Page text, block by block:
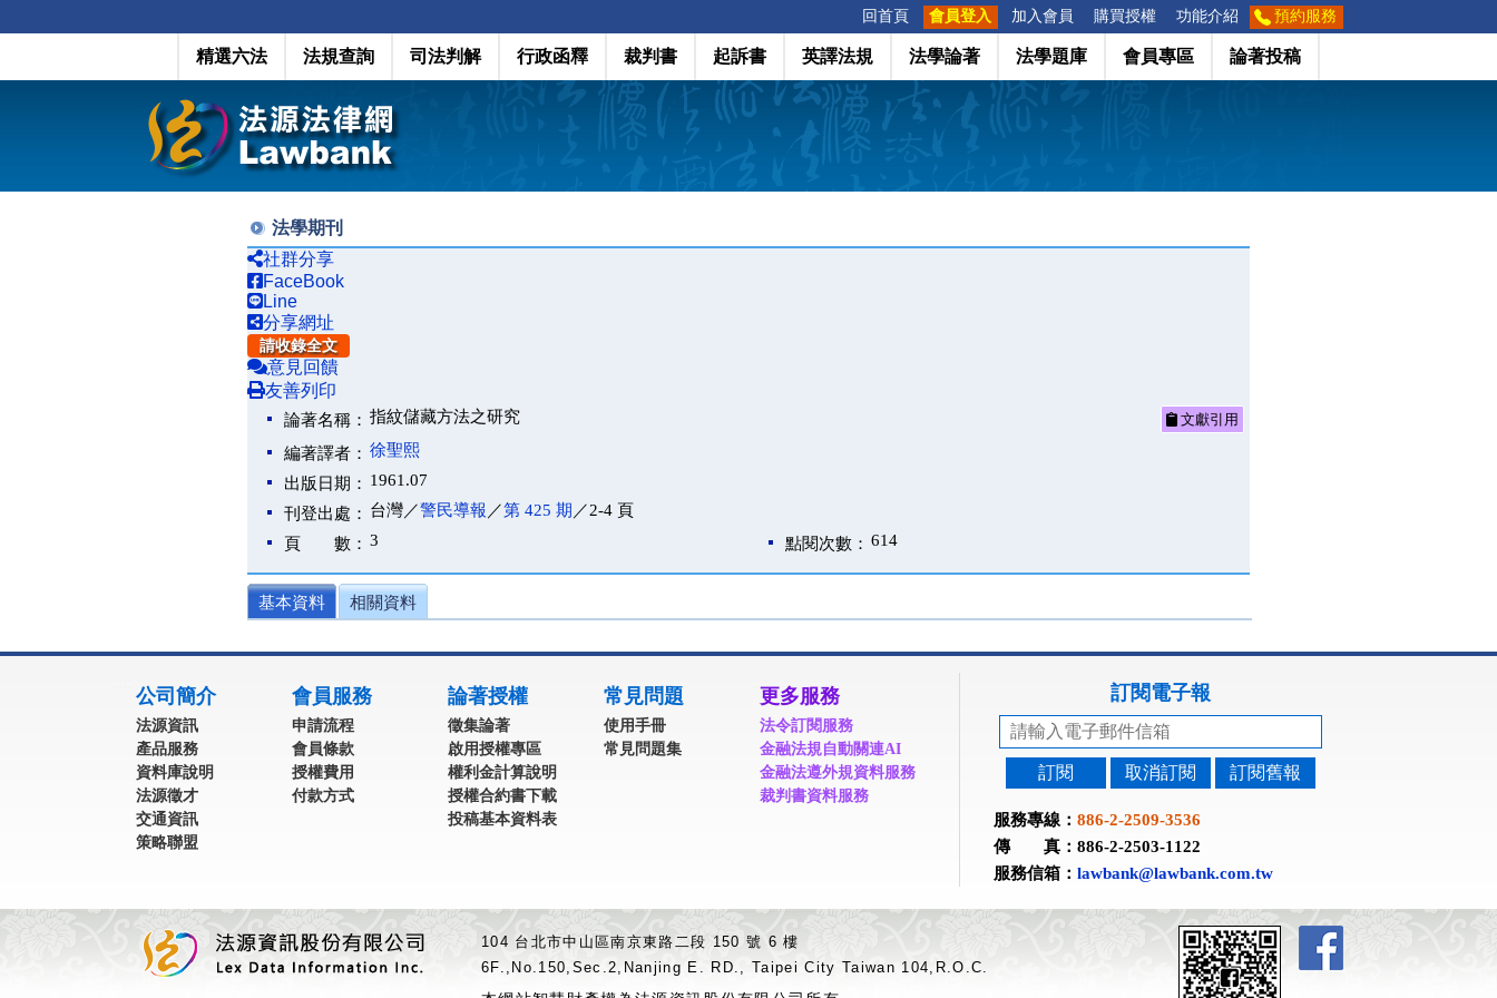
回首頁 會員登入 加入會員 購買授權 功能介紹 預約服務
精選六法 法規查詢 司法判解 行政函釋 裁判書 起訴書 英譯法規 法學論著 法學題庫 會員專區 論著投稿
法學期刊
社群分享
FaceBook
Line
分享網址
請收錄全文
意見回饋
友善列印
論著名稱： 指紋儲藏方法之研究 文獻引用
編著譯者： 徐聖熙
出版日期： 1961.07
刊登出處： 台灣／警民導報 ／第 425 期 ／2-4 頁
頁 數： 3 點閱次數： 614
基本資料 相關資料
公司簡介
法源資訊
產品服務
資料庫說明
法源徵才
交通資訊
策略聯盟
會員服務
申請流程
會員條款
授權費用
付款方式
論著授權
徵集論著
啟用授權專區
權利金計算說明
授權合約書下載
投稿基本資料表
常見問題
使用手冊
常見問題集
更多服務
法令訂閱服務
金融法規自動關連AI
金融法遵外規資料服務
裁判書資料服務
訂閱電子報
訂閱 取消訂閱 訂閱舊報
服務專線： 886-2-2509-3536
傳 真：886-2-2503-1122
服務信箱： lawbank@lawbank.com.tw
104 台北市中山區南京東路二段 150 號 6 樓
6F.,No.150,Sec.2,Nanjing E. RD., Taipei City Taiwan 104,R.O.C.